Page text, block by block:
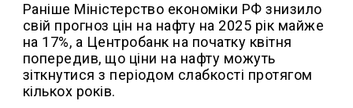
Раніше Міністерство економіки РФ знизило
свій прогноз цін на нафту на 2025 рік майже
на 17%, а Центробанк на початку квітня
попередив, що ціни на нафту можуть
зіткнутися з періодом слабкості протягом
кількох років.